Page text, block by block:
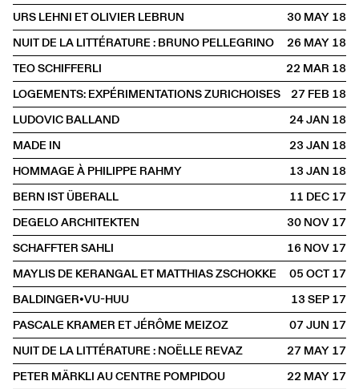
URS LEHNI ET OLIVIER LEBRUN
30 MAY2018
NUIT DE LA LITTÉRATURE : BRUNO PELLEGRINO
26 MAY2018
TEO SCHIFFERLI
22 MAR2018
LOGEMENTS: EXPÉRIMENTATIONS ZURICHOISES
27 FEB2018
LUDOVIC BALLAND
24 JAN2018
MADE IN
23 JAN2018
HOMMAGE À PHILIPPE RAHMY
13 JAN2018
BERN IST ÜBERALL
11 DEC2017
DEGELO ARCHITEKTEN
30 NOV2017
SCHAFFTER SAHLI
16 NOV2017
MAYLIS DE KERANGAL ET MATTHIAS ZSCHOKKE
05 OCT2017
BALDINGER•VU-HUU
13 SEP2017
PASCALE KRAMER ET JÉRÔME MEIZOZ
07 JUN2017
NUIT DE LA LITTÉRATURE : NOËLLE REVAZ
27 MAY2017
PETER MÄRKLI AU CENTRE POMPIDOU
22 MAY2017